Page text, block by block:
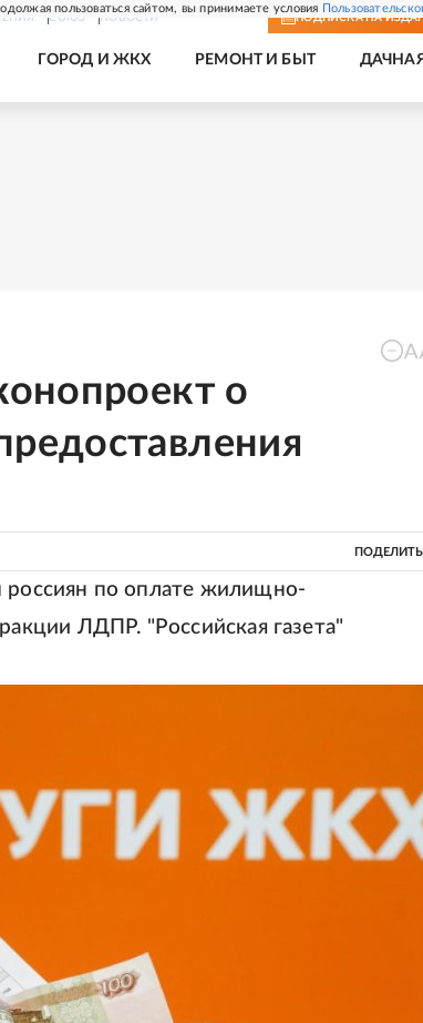
пользоваться сайтом, вы принимаете условия
СОЮЗ НОВОСТИ ПОДПИСКА НА
ГОРОД И ЖКХ РЕМОНТ И БЫТ
о
по оплате жилищно-
ЛДПР. "Российская газета"